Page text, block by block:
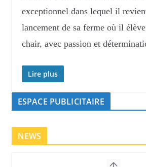
exceptionnel dans lequel il
lancement de sa ferme où il
chair, avec passion et
Lire plus
ESPACE PUBLICITAIRE
NEWS